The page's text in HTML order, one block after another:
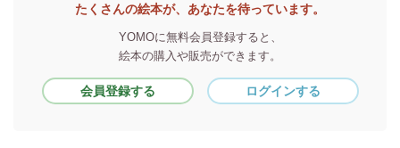
たくさんの絵本が、あなたを待っています。
YOMOに無料会員登録すると、
絵本の購入や販売ができます。
会員登録する ログインする